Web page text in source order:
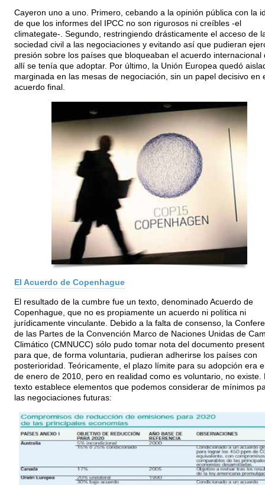
Cayeron uno a uno. Primero, cebando a la opinión pública con la
de que los informes del IPCC no son rigurosos ni creíbles -el
climategate-. Segundo, restringiendo drásticamente el acceso de
sociedad civil a las negociaciones y evitando así que pudieran
presión sobre los países que bloqueaban el acuerdo internacional
allí se tenía que adoptar. Por último, la Unión Europea quedó
marginada en las mesas de negociación, sin un papel decisivo en
acuerdo final.
El Acuerdo de Copenhague
El resultado de la cumbre fue un texto, denominado Acuerdo de
Copenhague, que no es propiamente un acuerdo ni política ni
jurídicamente vinculante. Debido a la falta de consenso, la
de las Partes de la Convención Marco de Naciones Unidas de
Climático (CMNUCC) sólo pudo tomar nota del documento
para que, de forma voluntaria, pudieran adherirse los países con
posterioridad. Teóricamente, el plazo límite para su adopción era
de enero de 2010, pero en realidad como es voluntario, no existe.
texto establece elementos que podemos considerar de mínimos
las negociaciones futuras: